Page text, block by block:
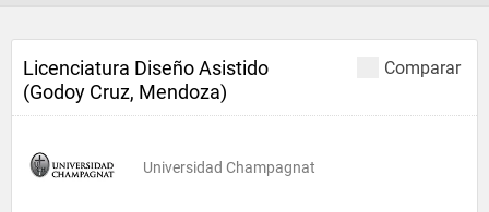
Comparar
Licenciatura Diseño Asistido
(Godoy Cruz, Mendoza)
Universidad Champagnat